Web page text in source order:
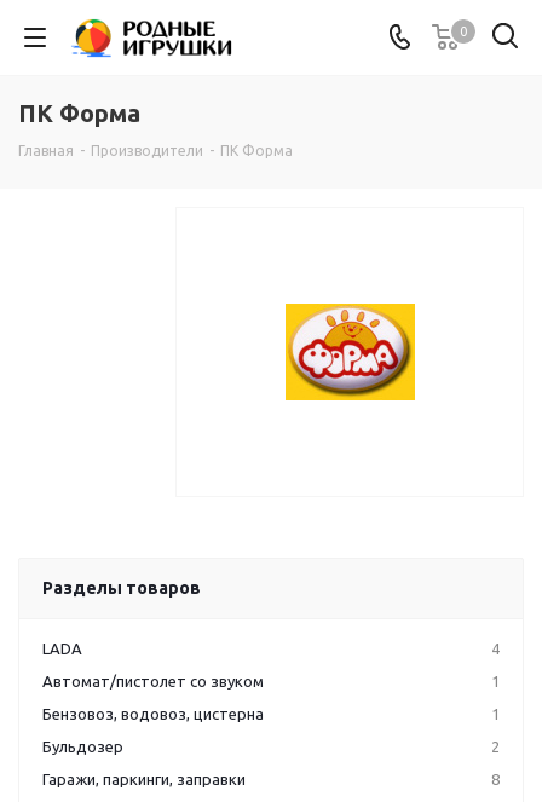
0
ПК Форма
Главная - Производители - ПК Форма
Разделы товаров
LADA
4
Автомат/пистолет со звуком
1
Бензовоз, водовоз, цистерна
1
Бульдозер
2
Гаражи, паркинги, заправки
8